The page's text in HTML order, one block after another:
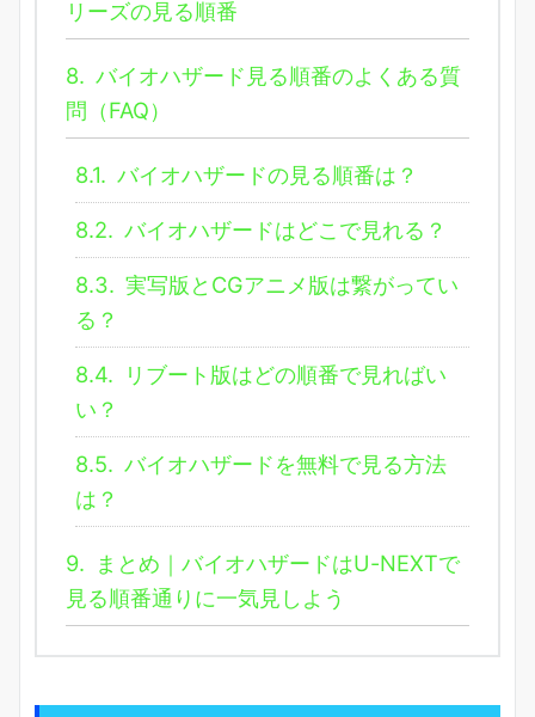
リーズの見る順番
8. バイオハザード見る順番のよくある質
問（FAQ）
8.1. バイオハザードの見る順番は？
8.2. バイオハザードはどこで見れる？
8.3. 実写版とCGアニメ版は繋がってい
る？
8.4.
リブート版はどの順番で見ればい
い？
8.5. バイオハザードを無料で見る方法
は？
9.
まとめ｜バイオハザードはU-NEXTで
見る順番通りに一気見しよう